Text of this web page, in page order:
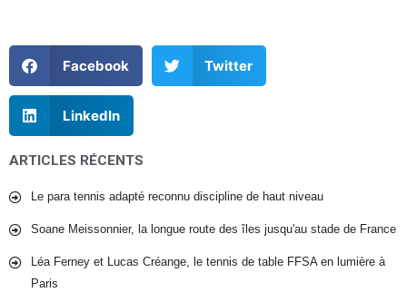
Facebook Twitter
LinkedIn
ARTICLES RÉCENTS
Le para tennis adapté reconnu discipline de haut niveau
Soane Meissonnier, la longue route des îles jusqu'au stade de France
Léa Ferney et Lucas Créange, le tennis de table FFSA en lumière à
Paris